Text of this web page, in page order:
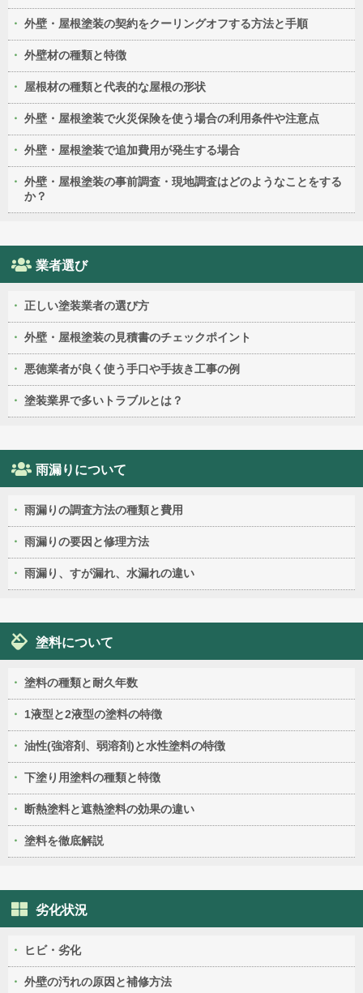
外壁・屋根塗装の契約をクーリングオフする方法と手順
外壁材の種類と特徴
屋根材の種類と代表的な屋根の形状
外壁・屋根塗装で火災保険を使う場合の利用条件や注意点
外壁・屋根塗装で追加費用が発生する場合
外壁・屋根塗装の事前調査・現地調査はどのようなことをする
か？
業者選び
正しい塗装業者の選び方
外壁・屋根塗装の見積書のチェックポイント
悪徳業者が良く使う手口や手抜き工事の例
塗装業界で多いトラブルとは？
雨漏りについて
雨漏りの調査方法の種類と費用
雨漏りの要因と修理方法
雨漏り、すが漏れ、水漏れの違い
塗料について
塗料の種類と耐久年数
1液型と2液型の塗料の特徴
油性(強溶剤、弱溶剤)と水性塗料の特徴
下塗り用塗料の種類と特徴
断熱塗料と遮熱塗料の効果の違い
塗料を徹底解説
劣化状況
ヒビ・劣化
外壁の汚れの原因と補修方法